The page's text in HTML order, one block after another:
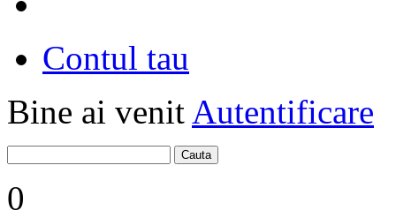
Contul tau
Bine ai venit Autentificare
0